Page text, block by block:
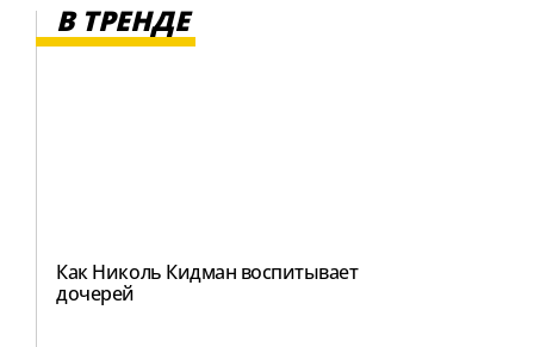
В ТРЕНДЕ
Как Николь Кидман воспитывает
дочерей